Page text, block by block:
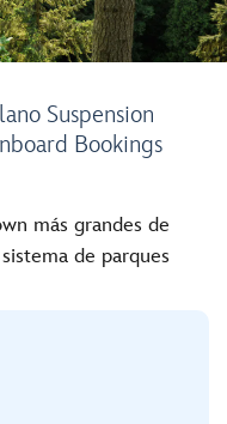
Suspension
Bookings
más grandes de
de parques